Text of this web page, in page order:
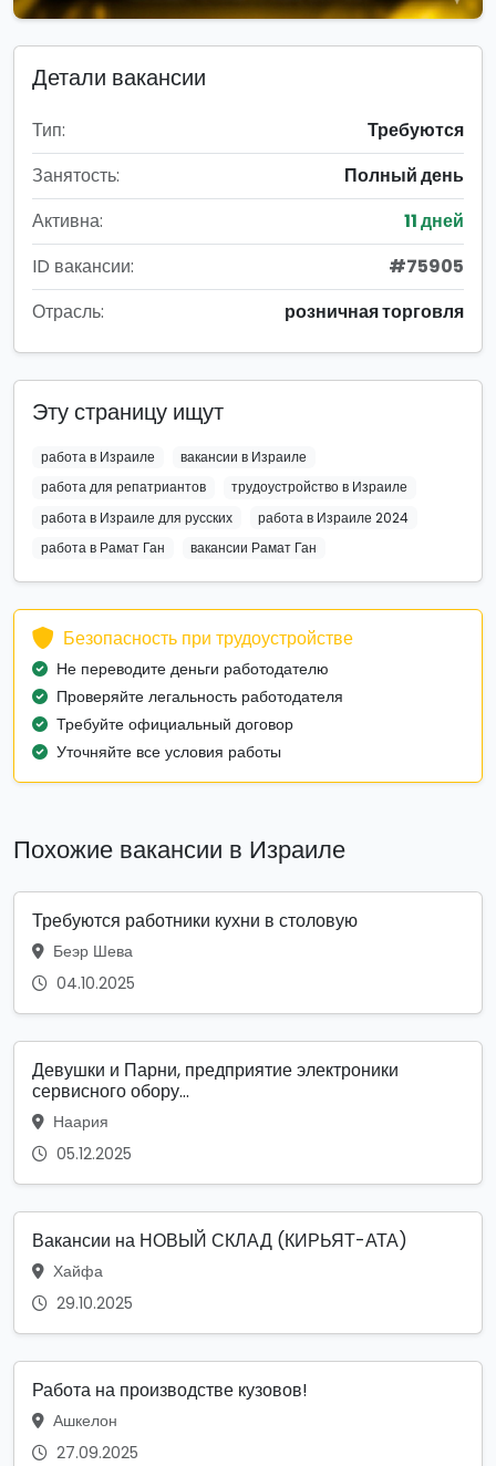
Детали вакансии
Тип:
Требуются
Занятость:
Полный день
Активна:
11 дней
ID вакансии:
#75905
Отрасль:
розничная торговля
Эту страницу ищут
работа в Израиле
вакансии в Израиле
работа для репатриантов
трудоустройство в Израиле
работа в Израиле для русских
работа в Израиле 2024
работа в Рамат Ган
вакансии Рамат Ган
Безопасность при трудоустройстве
Не переводите деньги работодателю
Проверяйте легальность работодателя
Требуйте официальный договор
Уточняйте все условия работы
Похожие вакансии в Израиле
Требуются работники кухни в столовую
Беэр Шева
04.10.2025
Девушки и Парни, предприятие электроники
сервисного обору...
Наария
05.12.2025
Вакансии на НОВЫЙ СКЛАД (КИРЬЯТ-АТА)
Хайфа
29.10.2025
Работа на производстве кузовов!
Ашкелон
27.09.2025